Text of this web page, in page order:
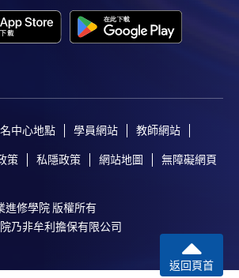
中心地點 學員網站 教師網站
策 私隱政策 網站地圖 無障礙網頁
進修學院 版權所有
乃非牟利擔保有限公司
返回頁首